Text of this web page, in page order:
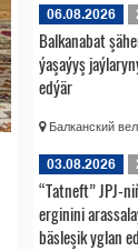
06.08.2026
Balkanabat
ýaşaýyş
edýär
Балканский
03.08.2026
“Tatneft” JPJ-
erginini
bäsleşik yglan